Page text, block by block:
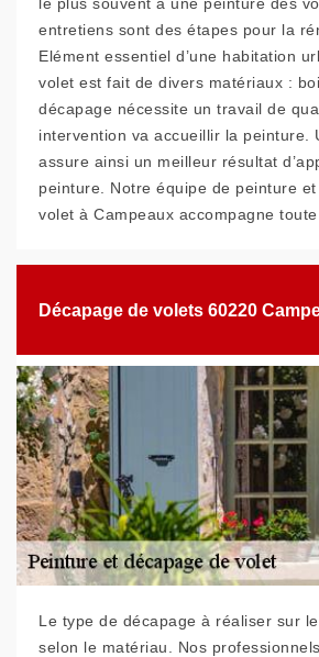
entretiens sont des étapes pour la
Elément essentiel d’une habitation
volet est fait de divers matériaux :
décapage nécessite un travail de
intervention va accueillir la peinture.
assure ainsi un meilleur résultat
peinture. Notre équipe de peinture
volet à Campeaux accompagne toute
Décapage de volets 60220
Le type de décapage à réaliser sur
selon le matériau. Nos